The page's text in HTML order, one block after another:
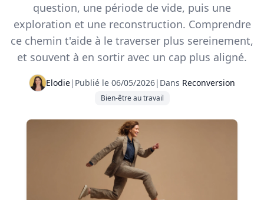
question, une période de vide, puis une
exploration et une reconstruction. Comprendre
ce chemin t'aide à le traverser plus sereinement,
et souvent à en sortir avec un cap plus aligné.
Elodie| Publié le 06/05/2026| Dans Reconversion
Bien-être au travail